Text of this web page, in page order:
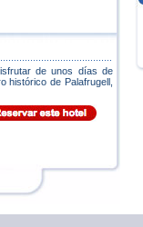
de unos días de
histórico de Palafrugell,